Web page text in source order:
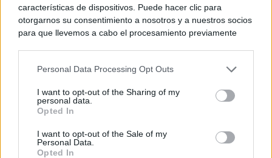
características de dispositivos. Puede hacer clic para
otorgarnos su consentimiento a nosotros y a nuestros socios
para que llevemos a cabo el procesamiento previamente
negar su consentimiento. Tenga en cuenta que algún
de su consentimiento, pero usted tiene el derecho de
rechazar tal procesamiento. Sus preferencias se aplicarán
cualquier momento entrando de nuevo en este sitio web o
visitando nuestra política de privacidad.
Personal Data Processing Opt Outs
I want to opt-out of the Sharing of my
personal data.
Opted In
I want to opt-out of the Sale of my
Personal Data.
Opted In